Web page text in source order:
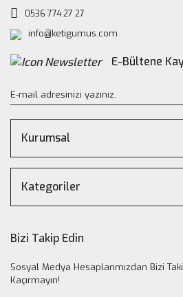
0536 774 27 27
info@ketigumus.com
E-Bültene
Kurumsal
Kategoriler
Bizi Takip Edin
Sosyal Medya Hesaplarımızdan Bizi
Kaçırmayın!